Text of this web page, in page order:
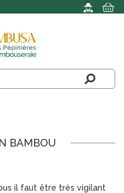
BAMBOU
il faut être très vigilant